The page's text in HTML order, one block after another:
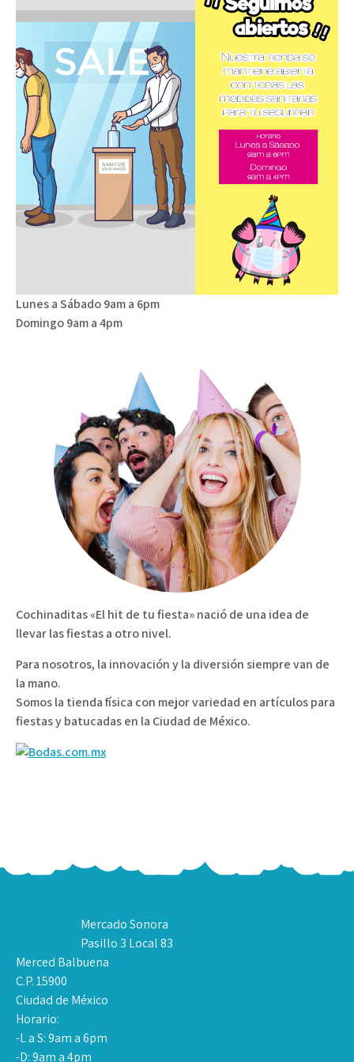
Lunes a Sábado 9am a 6pm
Domingo 9am a 4pm
Cochinaditas «El hit de tu fiesta» nació de una idea de
llevar las fiestas a otro nivel.
Para nosotros, la innovación y la diversión siempre van de
la mano.
Somos la tienda física con mejor variedad en artículos para
fiestas y batucadas en la Ciudad de México.
Mercado Sonora
Pasillo 3 Local 83
Merced Balbuena
C.P. 15900
Ciudad de México
Horario:
-L a S: 9am a 6pm
-D: 9am a 4pm